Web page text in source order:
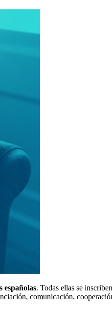
españolas. Todas ellas se
comunicación,